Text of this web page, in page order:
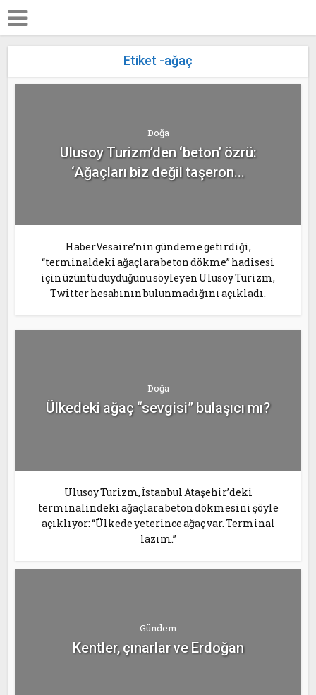
Etiket -ağaç
Doğa
Ulusoy Turizm’den ‘beton’ özrü:
‘Ağaçları biz değil taşeron...
HaberVesaire’nin gündeme getirdiği,
“terminaldeki ağaçlara beton dökme” hadisesi
için üzüntü duyduğunu söyleyen Ulusoy Turizm,
Twitter hesabının bulunmadığını açıkladı.
Doğa
Ülkedeki ağaç “sevgisi” bulaşıcı mı?
Ulusoy Turizm, İstanbul Ataşehir’deki
terminalindeki ağaçlara beton dökmesini şöyle
açıklıyor: “Ülkede yeterince ağaç var. Terminal
lazım.”
Gündem
Kentler, çınarlar ve Erdoğan